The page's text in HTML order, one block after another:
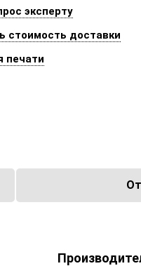
эксперту
стоимость доставки
печати